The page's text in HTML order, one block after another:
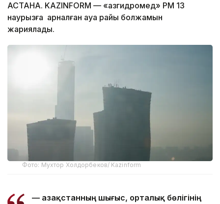
АСТАНА. KAZINFORM — «Қазгидромед» РМҚ 13
наурызға арналған ауа райы болжамын
жариялады.
Фото: Мухтор Холдорбеков/ Kazinform
— Қазақстанның шығыс, орталық бөлігінің